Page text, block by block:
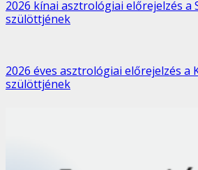
2026 kínai asztrológiai előrejelzés a
szülöttjének
2026 éves asztrológiai előrejelzés a
szülöttjének